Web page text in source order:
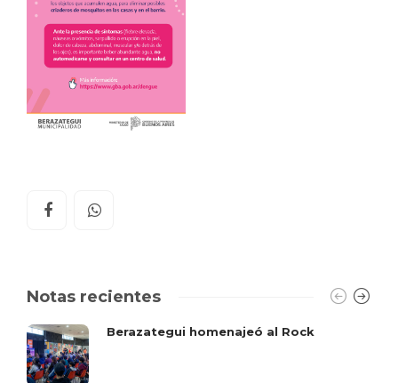
Notas recientes
Berazategui homenajeó al Rock